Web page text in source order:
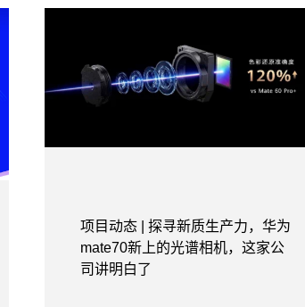
项目动态 | 探寻新质生产力，华为
mate70新上的光谱相机，这家公
司讲明白了